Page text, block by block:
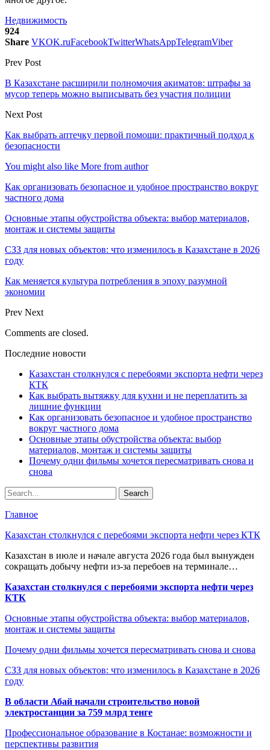
Недвижимость
924
Share VKOK.ruFacebookTwitterWhatsAppTelegramViber
Prev Post
В Казахстане расширили полномочия акиматов: штрафы за
мусор теперь можно выписывать без участия полиции
Next Post
Как выбрать аптечку первой помощи: практичный подход к
безопасности
You might also like More from author
Как организовать безопасное и удобное пространство вокруг
частного дома
Основные этапы обустройства объекта: выбор материалов,
монтаж и системы защиты
СЗЗ для новых объектов: что изменилось в Казахстане в 2026
году
Как меняется культура потребления в эпоху разумной
экономии
Prev Next
Comments are closed.
Последние новости
Казахстан столкнулся с перебоями экспорта нефти через
КТК
Как выбрать вытяжку для кухни и не переплатить за
лишние функции
Как организовать безопасное и удобное пространство
вокруг частного дома
Основные этапы обустройства объекта: выбор
материалов, монтаж и системы защиты
Почему одни фильмы хочется пересматривать снова и
снова
Главное
Казахстан столкнулся с перебоями экспорта нефти через КТК
Казахстан в июле и начале августа 2026 года был вынужден
сокращать добычу нефти из-за перебоев на терминале…
Казахстан столкнулся с перебоями экспорта нефти через
КТК
Основные этапы обустройства объекта: выбор материалов,
монтаж и системы защиты
Почему одни фильмы хочется пересматривать снова и снова
СЗЗ для новых объектов: что изменилось в Казахстане в 2026
году
В области Абай начали строительство новой
электростанции за 759 млрд тенге
Профессиональное образование в Костанае: возможности и
перспективы развития